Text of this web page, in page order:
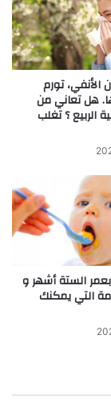
الأنفي، تورم
هل تعاني من
الربيع ؟ تغلب
الستة أشهر و
التي يمكنك